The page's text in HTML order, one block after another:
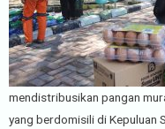
mendistribusikan pangan
yang berdomisili di Kepuluan